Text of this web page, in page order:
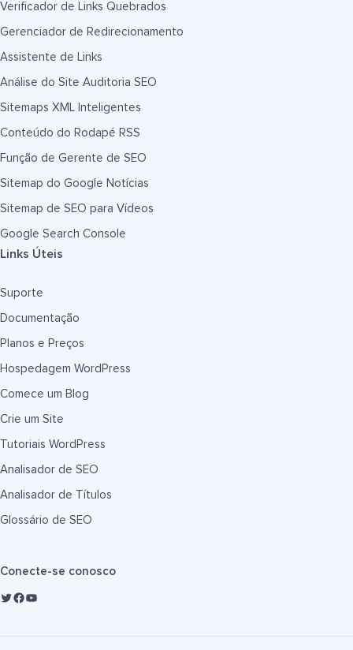
Verificador de Links Quebrados
Gerenciador de Redirecionamento
Assistente de Links
Análise do Site Auditoria SEO
Sitemaps XML Inteligentes
Conteúdo do Rodapé RSS
Função de Gerente de SEO
Sitemap do Google Notícias
Sitemap de SEO para Vídeos
Google Search Console
Links Úteis
Suporte
Documentação
Planos e Preços
Hospedagem WordPress
Comece um Blog
Crie um Site
Tutoriais WordPress
Analisador de SEO
Analisador de Títulos
Glossário de SEO
Conecte-se conosco